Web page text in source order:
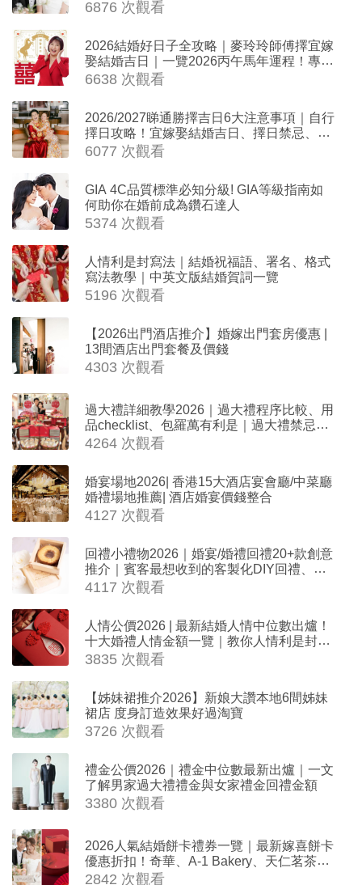
6876 次觀看
2026結婚好日子全攻略｜麥玲玲師傅擇宜嫁
娶結婚吉日｜一覽2026丙午馬年運程！專業
擇日結婚+避開沖煞生肖指南
6638 次觀看
2026/2027睇通勝擇吉日6大注意事項｜自行
擇日攻略！宜嫁娶結婚吉日、擇日禁忌、相
沖生肖一覽
6077 次觀看
GIA 4C品質標準必知分級! GIA等級指南如
何助你在婚前成為鑽石達人
5374 次觀看
人情利是封寫法｜結婚祝福語、署名、格式
寫法教學｜中英文版結婚賀詞一覽
5196 次觀看
【2026出門酒店推介】婚嫁出門套房優惠 |
13間酒店出門套餐及價錢
4303 次觀看
過大禮詳細教學2026｜過大禮程序比較、用
品checklist、包羅萬有利是｜過大禮禁忌及
吉祥說話
4264 次觀看
婚宴場地2026| 香港15大酒店宴會廳/中菜廳
婚禮場地推薦| 酒店婚宴價錢整合
4127 次觀看
回禮小禮物2026｜婚宴/婚禮回禮20+款創意
推介｜賓客最想收到的客製化DIY回禮、姊
妹禮物（持續更新）
4117 次觀看
人情公價2026 | 最新結婚人情中位數出爐！
十大婚禮人情金額一覽｜教你人情利是封寫
法
3835 次觀看
【姊妹裙推介2026】新娘大讚本地6間姊妹
裙店 度身訂造效果好過淘寶
3726 次觀看
禮金公價2026｜禮金中位數最新出爐｜一文
了解男家過大禮禮金與女家禮金回禮金額
3380 次觀看
2026人氣結婚餅卡禮券一覽｜最新嫁喜餅卡
優惠折扣！奇華、A-1 Bakery、天仁茗茶、
ROYCE'、Paul Lafayet、agnès b.
2842 次觀看